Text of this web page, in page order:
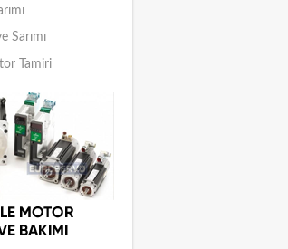
Sarımı
Tamiri